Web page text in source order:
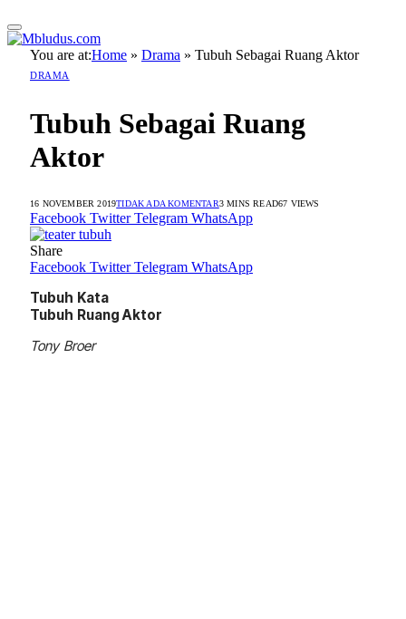
You are at:Home » Drama » Tubuh Sebagai Ruang Aktor
DRAMA
Tubuh Sebagai Ruang
Aktor
16 NOVEMBER 2019TIDAK ADA KOMENTAR3 MINS READ67 VIEWS
Facebook Twitter Telegram WhatsApp
Share
Facebook Twitter Telegram WhatsApp
Tubuh Kata
Tubuh Ruang Aktor
Tony Broer